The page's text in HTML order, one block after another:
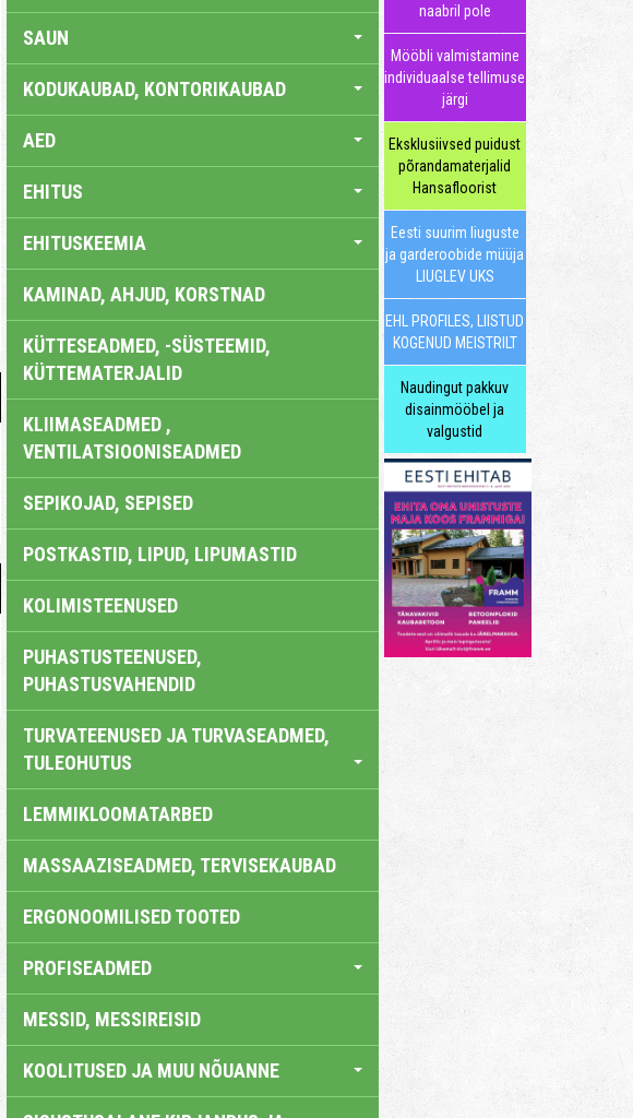
SAUN
KODUKAUBAD, KONTORIKAUBAD
AED
EHITUS
EHITUSKEEMIA
KAMINAD, AHJUD, KORSTNAD
KÜTTESEADMED, -SÜSTEEMID,
KÜTTEMATERJALID
KLIIMASEADMED ,
VENTILATSIOONISEADMED
SEPIKOJAD, SEPISED
POSTKASTID, LIPUD, LIPUMASTID
KOLIMISTEENUSED
PUHASTUSTEENUSED,
PUHASTUSVAHENDID
TURVATEENUSED JA TURVASEADMED,
TULEOHUTUS
LEMMIKLOOMATARBED
MASSAAZISEADMED, TERVISEKAUBAD
ERGONOOMILISED TOOTED
PROFISEADMED
MESSID, MESSIREISID
KOOLITUSED JA MUU NÕUANNE
naabril pole
Mööbli valmistamine
individuaalse tellimuse
järgi
Eksklusiivsed puidust
põrandamaterjalid
Hansafloorist
Eesti suurim liuguste
ja garderoobide müüja
LIUGLEV UKS
EHL PROFILES, LIISTUD
KOGENUD MEISTRILT
Naudingut pakkuv
disainmööbel ja
valgustid